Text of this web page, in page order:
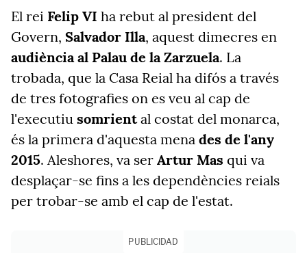
El rei Felip VI ha rebut al president del
Govern, Salvador Illa, aquest dimecres en
audiència al Palau de la Zarzuela. La
trobada, que la Casa Reial ha difós a través
de tres fotografies on es veu al cap de
l'executiu somriental costat del monarca,
és la primera d'aquesta mena des de l'any
2015. Aleshores, va ser Artur Mas qui va
desplaçar-se fins a les dependències reials
per trobar-se amb el cap de l'estat.
PUBLICIDAD